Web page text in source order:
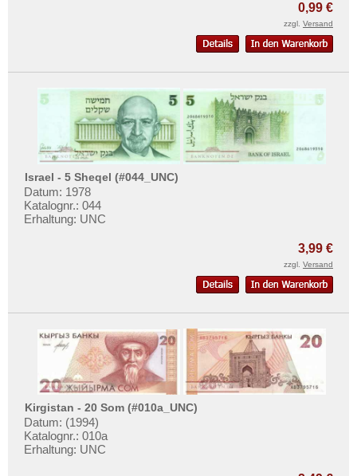
St. Pierre & Miquelon
St. Vincent
Surinam
Trinidad und Tobago
Uruguay
USA
Venezuela
0,99 €
zzgl. Versand
Israel - 5 Sheqel (#044_UNC)
Datum: 1978
Katalognr.: 044
Erhaltung: UNC
3,99 €
zzgl. Versand
Kirgistan - 20 Som (#010a_UNC)
Datum: (1994)
Katalognr.: 010a
Erhaltung: UNC